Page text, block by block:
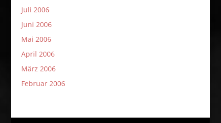
Juli 2006
Juni 2006
Mai 2006
April 2006
März 2006
Februar 2006